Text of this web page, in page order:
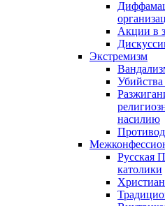
Акции в
Экстремизм
насилию
Русская
католики